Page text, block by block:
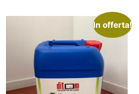
In offerta!